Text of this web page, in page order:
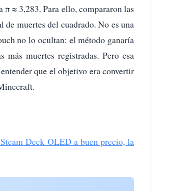
≈ 3,283. Para ello, compararon las
muertes del cuadrado. No es una
no lo ocultan: el método ganaría
muertes registradas. Pero esa
que el objetivo era convertir
Deck OLED a buen precio, la